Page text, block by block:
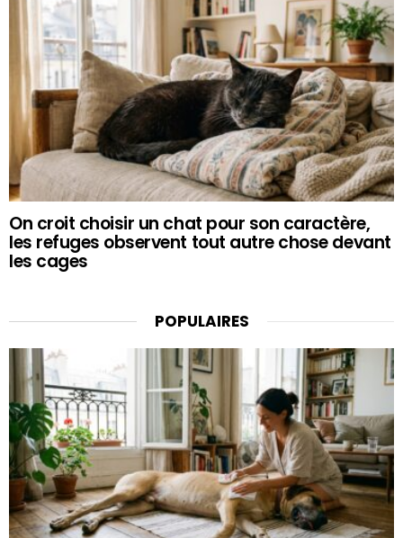
On croit choisir un chat pour son caractère,
les refuges observent tout autre chose devant
les cages
POPULAIRES